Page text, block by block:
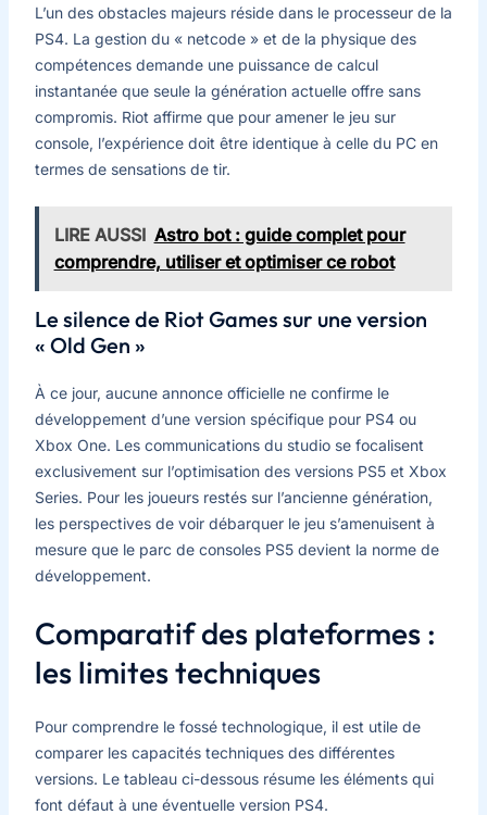
L’un des obstacles majeurs réside dans le processeur de la
PS4. La gestion du « netcode » et de la physique des
compétences demande une puissance de calcul
instantanée que seule la génération actuelle offre sans
compromis. Riot affirme que pour amener le jeu sur
console, l’expérience doit être identique à celle du PC en
termes de sensations de tir.
LIRE AUSSI Astro bot : guide complet pour
comprendre, utiliser et optimiser ce robot
Le silence de Riot Games sur une version
« Old Gen »
À ce jour, aucune annonce officielle ne confirme le
développement d’une version spécifique pour PS4 ou
Xbox One. Les communications du studio se focalisent
exclusivement sur l’optimisation des versions PS5 et Xbox
Series. Pour les joueurs restés sur l’ancienne génération,
les perspectives de voir débarquer le jeu s’amenuisent à
mesure que le parc de consoles PS5 devient la norme de
développement.
Comparatif des plateformes :
les limites techniques
Pour comprendre le fossé technologique, il est utile de
comparer les capacités techniques des différentes
versions. Le tableau ci-dessous résume les éléments qui
font défaut à une éventuelle version PS4.